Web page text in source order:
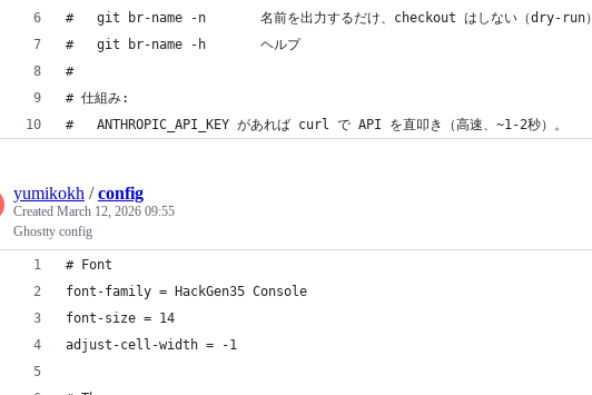
#   git br-name -n       名前を出力するだけ、checkout はしない（dry-run）
#   git br-name -h       ヘルプ
#
# 仕組み:
#   ANTHROPIC_API_KEY があれば curl で API を直叩き（高速、~1-2秒）。
yumikokh /config
Created March 12, 2026 09:55
Ghostty config
# Font
font-family = HackGen35 Console
font-size = 14
adjust-cell-width = -1